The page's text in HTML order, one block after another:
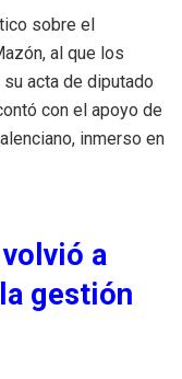
sobre el
al que los
acta de diputado
con el apoyo de
inmerso en
a
gestión